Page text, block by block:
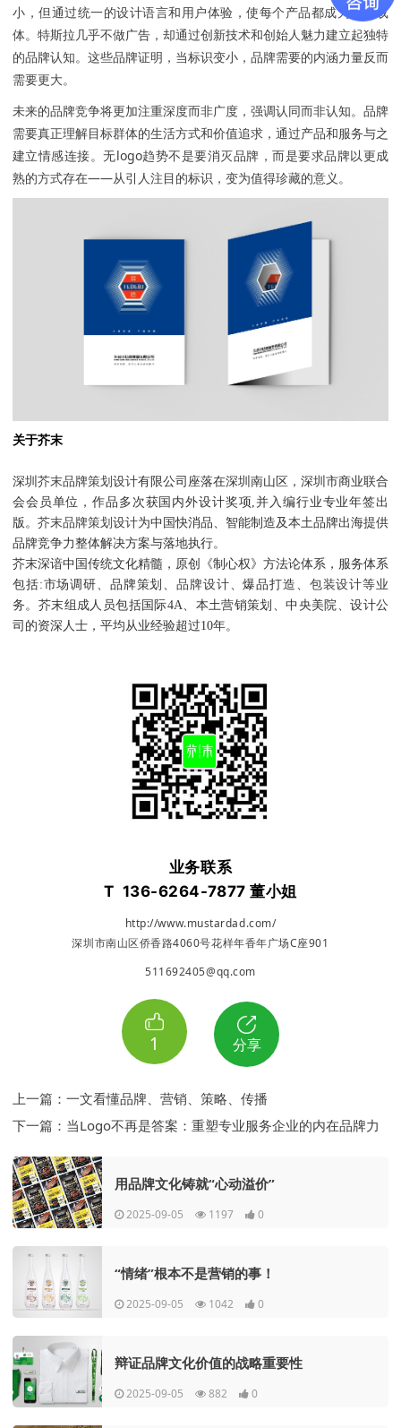
小，但通过统一的设计语言和用户体验，使每个产品都成为品牌载
体。特斯拉几乎不做广告，却通过创新技术和创始人魅力建立起独特
的品牌认知。这些品牌证明，当标识变小，品牌需要的内涵力量反而
需要更大。
未来的品牌竞争将更加注重深度而非广度，强调认同而非认知。品牌
需要真正理解目标群体的生活方式和价值追求，通过产品和服务与之
建立情感连接。无logo趋势不是要消灭品牌，而是要求品牌以更成
熟的方式存在——从引人注目的标识，变为值得珍藏的意义。
关于芥末
深圳 芥末品牌策划设计有限公司座落在深圳南山区，深圳市商业联合
会会员单位，作品多次获国内外设计奖项,并入编行业专业年签出
版。 芥末品牌策划设计为中国快消品、智能制造及本土品牌出海提供
品牌竞争力整体解决方案与落地执行。
芥末深谙中国传统文化精髓，原创《制心权》方法论体系，服务体系
包括:市场调研、 品牌策划 、品牌设计、爆品打造、 包装设计等业
务。芥末组成人员包括国际4A、本土营销策划、中央美院、设计公
司的资深人士，平均从业经验超过10年。
业务联系
T 136-6264-7877董小姐
http://www.mustardad.com/
深圳市南山区侨香路4060号花样年香年广场C座901
511692405@qq.com
1 分享
上一篇： 一文看懂品牌、营销、策略、传播
下一篇： 当Logo不再是答案：重塑专业服务企业的内在品牌力
用品牌文化铸就“心动溢价”
2025-09-05 1197 0
“情绪”根本不是营销的事！
2025-09-05 1042 0
辩证品牌文化价值的战略重要性
2025-09-05 882 0